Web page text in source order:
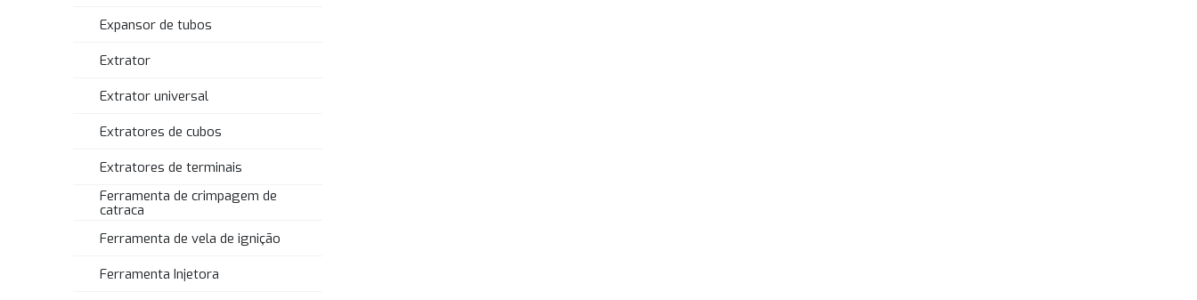
Expansor de tubos
Extrator
Extrator universal
Extratores de cubos
Extratores de terminais
Ferramenta de crimpagem de
catraca
Ferramenta de vela de ignição
Ferramenta Injetora